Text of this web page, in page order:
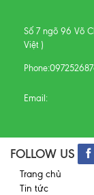
Số 7 ngõ 96 Võ
Việt )
Phone:
Email:
FOLLOW US
Trang chủ
Tin tức